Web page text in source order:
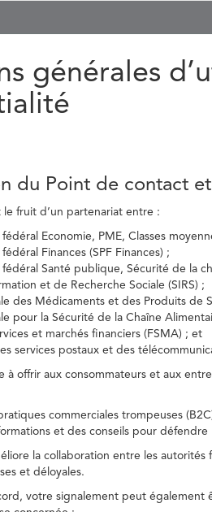
générales
du Point de contact
le fruit d’un partenariat entre :
Economie, PME, Classes
Finances (SPF Finances) ;
fédéral Santé publique, Sécurité de la
et de Recherche Sociale (SIRS) ;
des Médicaments et des Produits de
pour la Sécurité de la Chaîne
et marchés financiers (FSMA) ; et
services postaux et des
à offrir aux consommateurs et aux
commerciales trompeuses
et des conseils pour défendre
la collaboration entre les
et déloyales.
votre signalement peut